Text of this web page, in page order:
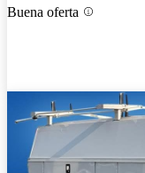
Buena oferta